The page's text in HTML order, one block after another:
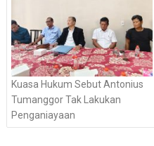
Kuasa Hukum Sebut Antonius
Tumanggor Tak Lakukan
Penganiayaan